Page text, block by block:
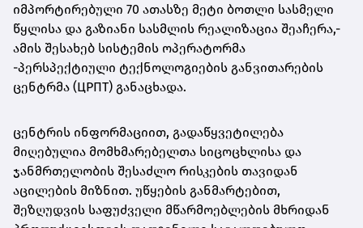
იმპორტირებული 70 ათასზე მეტი ბოთლი სასმელი
წყლისა და გაზიანი სასმლის რეალიზაცია შეაჩერა,-
ამის შესახებ სისტემის ოპერატორმა
-პერსპექტიული ტექნოლოგიების განვითარების
ცენტრმა (ЦРПТ) განაცხადა.
ცენტრის ინფორმაციით, გადაწყვეტილება
მიღებულია მომხმარებელთა სიცოცხლისა და
ჯანმრთელობის შესაძლო რისკების თავიდან
აცილების მიზნით. უწყების განმარტებით,
შეზღუდვის საფუძველი მწარმოებლების მხრიდან